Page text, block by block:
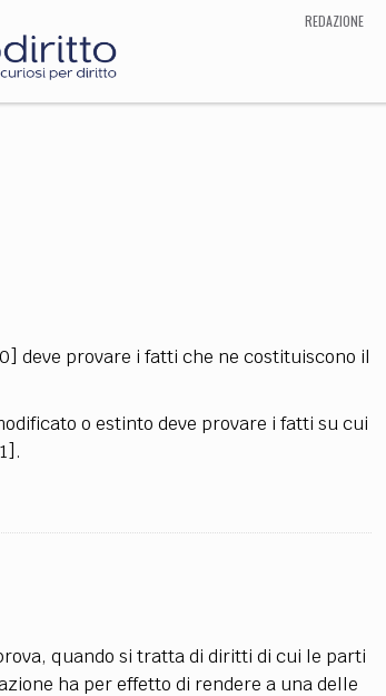
REDAZIONE
CULTURA
PUBBLICITÀ CONTATTI
deve provare i fatti che ne costituiscono il
o estinto deve provare i fatti su cui
quando si tratta di diritti di cui le parti
ha per effetto di rendere a una delle